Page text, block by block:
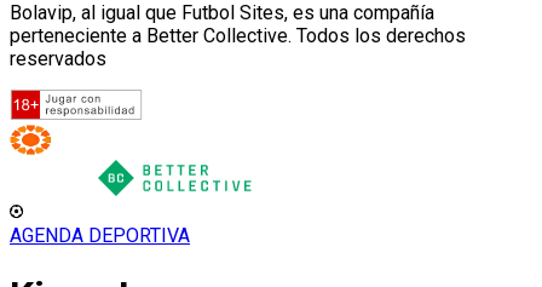
Bolavip, al igual que Futbol Sites, es una compañía
perteneciente a Better Collective. Todos los derechos
reservados
AGENDA DEPORTIVA